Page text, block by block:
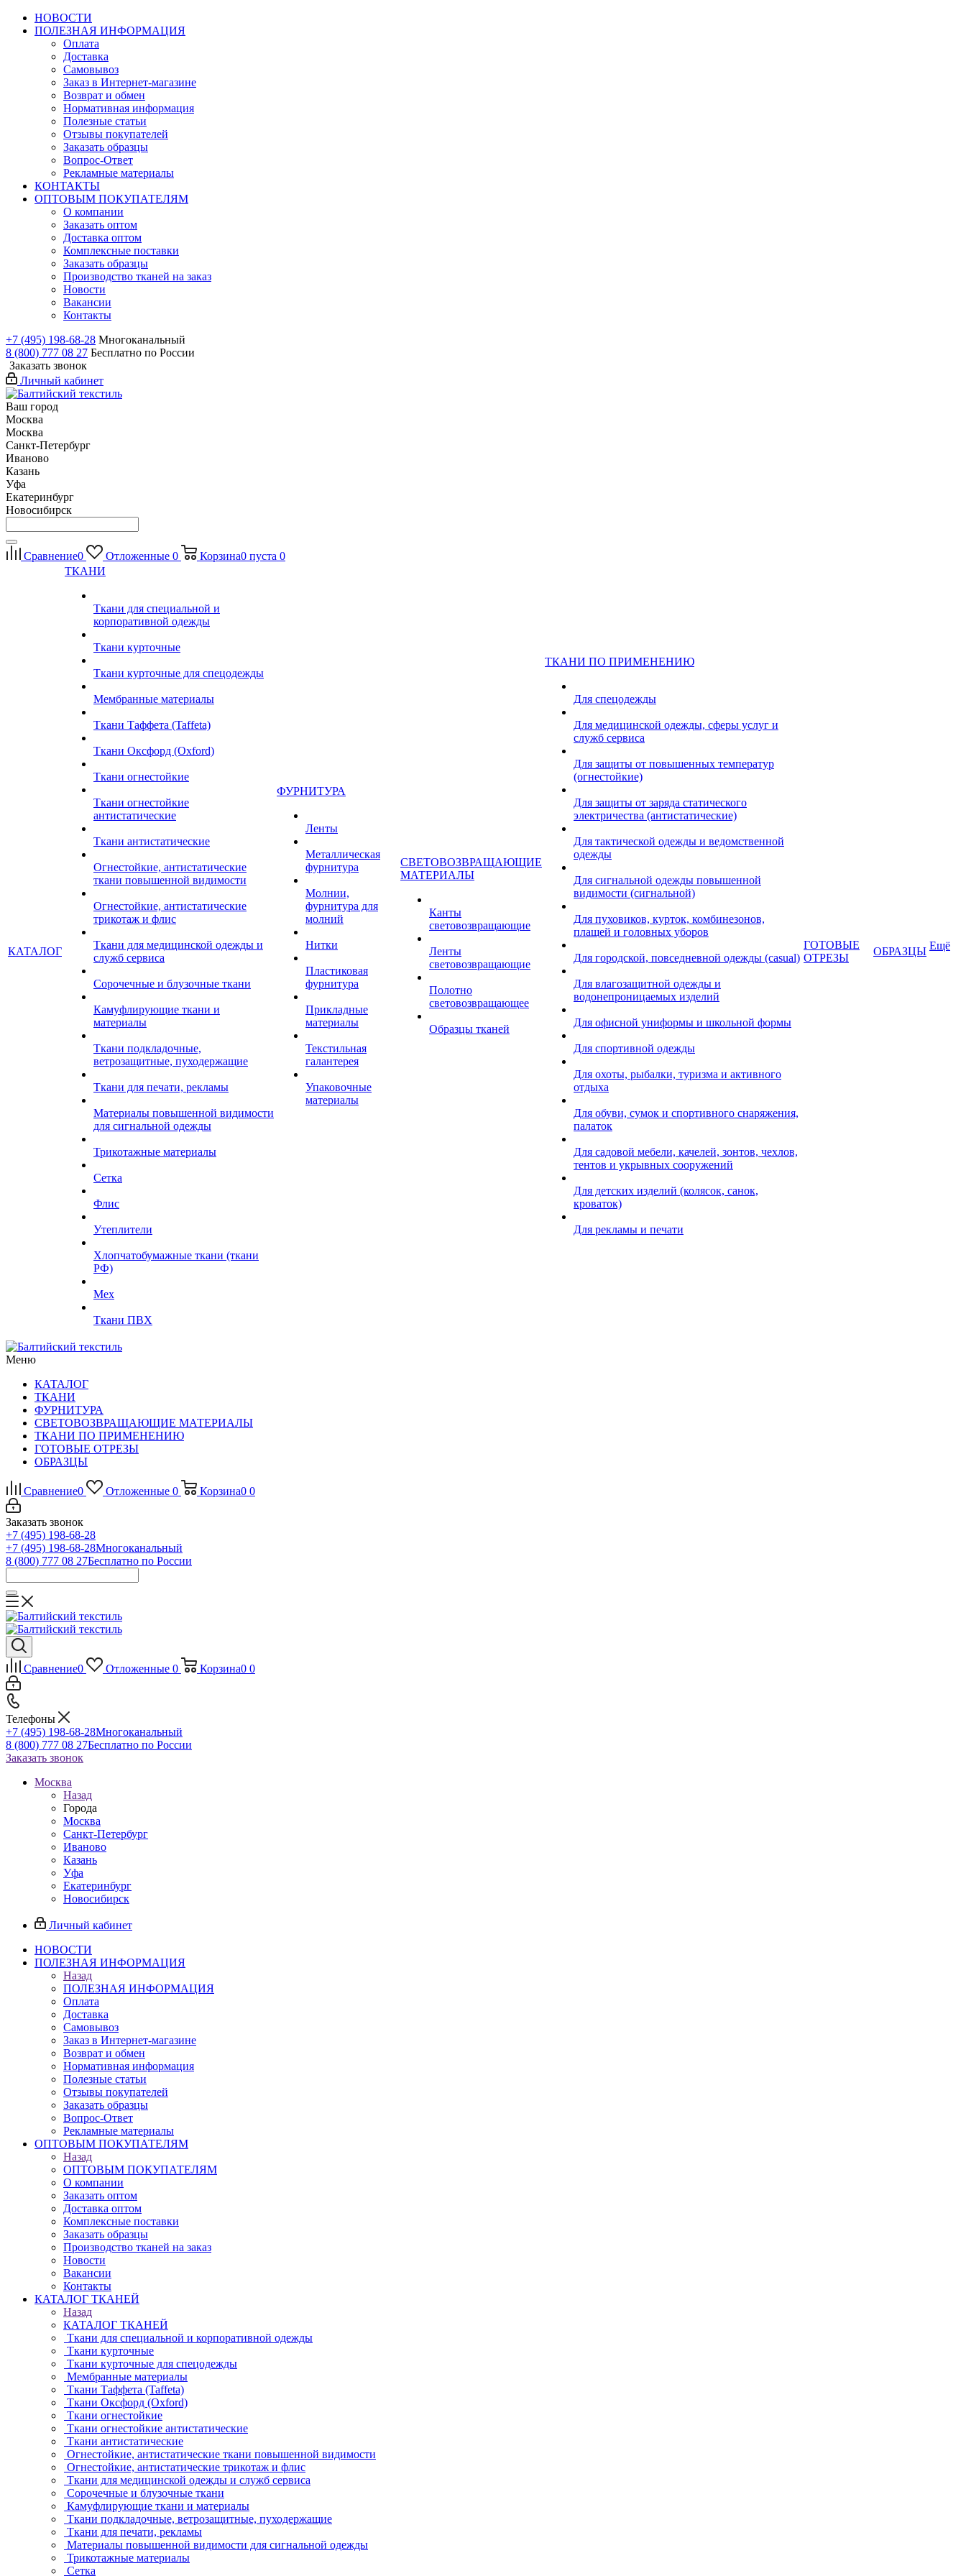
НОВОСТИ
ПОЛЕЗНАЯ ИНФОРМАЦИЯ
Оплата
Доставка
Самовывоз
Заказ в Интернет-магазине
Возврат и обмен
Нормативная информация
Полезные статьи
Отзывы покупателей
Заказать образцы
Вопрос-Ответ
Рекламные материалы
КОНТАКТЫ
ОПТОВЫМ ПОКУПАТЕЛЯМ
О компании
Заказать оптом
Доставка оптом
Комплексные поставки
Заказать образцы
Производство тканей на заказ
Новости
Вакансии
Контакты
+7 (495) 198-68-28 Многоканальный
8 (800) 777 08 27 Бесплатно по России
Заказать звонок
Личный кабинет
Ваш город
Москва
Москва
Санкт-Петербург
Иваново
Казань
Уфа
Екатеринбург
Новосибирск
Сравнение0 Отложенные 0 Корзина0 пуста 0
КАТАЛОГ
ТКАНИ
Ткани для специальной и
корпоративной одежды
Ткани курточные
Ткани курточные для спецодежды
Мембранные материалы
Ткани Таффета (Taffeta)
Ткани Оксфорд (Oxford)
Ткани огнестойкие
Ткани огнестойкие
антистатические
Ткани антистатические
Огнестойкие, антистатические
ткани повышенной видимости
Огнестойкие, антистатические
трикотаж и флис
Ткани для медицинской одежды и
служб сервиса
Сорочечные и блузочные ткани
Камуфлирующие ткани и
материалы
Ткани подкладочные,
ветрозащитные, пуходержащие
Ткани для печати, рекламы
Материалы повышенной видимости
для сигнальной одежды
Трикотажные материалы
Сетка
Флис
Утеплители
Хлопчатобумажные ткани (ткани
РФ)
Мех
Ткани ПВХ
ФУРНИТУРА
Ленты
Металлическая
фурнитура
Молнии,
фурнитура для
молний
Нитки
Пластиковая
фурнитура
Прикладные
материалы
Текстильная
галантерея
Упаковочные
материалы
СВЕТОВОЗВРАЩАЮЩИЕ
МАТЕРИАЛЫ
Канты
световозвращающие
Ленты
световозвращающие
Полотно
световозвращающее
Образцы тканей
ТКАНИ ПО ПРИМЕНЕНИЮ
Для спецодежды
Для медицинской одежды, сферы услуг и
служб сервиса
Для защиты от повышенных температур
(огнестойкие)
Для защиты от заряда статического
электричества (антистатические)
Для тактической одежды и ведомственной
одежды
Для сигнальной одежды повышенной
видимости (сигнальной)
Для пуховиков, курток, комбинезонов,
плащей и головных уборов
Для городской, повседневной одежды (casual)
Для влагозащитной одежды и
водонепроницаемых изделий
Для офисной униформы и школьной формы
Для спортивной одежды
Для охоты, рыбалки, туризма и активного
отдыха
Для обуви, сумок и спортивного снаряжения,
палаток
Для садовой мебели, качелей, зонтов, чехлов,
тентов и укрывных сооружений
Для детских изделий (колясок, санок,
кроваток)
Для рекламы и печати
ГОТОВЫЕ
ОТРЕЗЫ
ОБРАЗЦЫ Ещё
Меню
КАТАЛОГ
ТКАНИ
ФУРНИТУРА
СВЕТОВОЗВРАЩАЮЩИЕ МАТЕРИАЛЫ
ТКАНИ ПО ПРИМЕНЕНИЮ
ГОТОВЫЕ ОТРЕЗЫ
ОБРАЗЦЫ
Сравнение0 Отложенные 0 Корзина0 0
Заказать звонок
+7 (495) 198-68-28
+7 (495) 198-68-28Многоканальный
8 (800) 777 08 27Бесплатно по России
Сравнение0 Отложенные 0 Корзина0 0
Телефоны
+7 (495) 198-68-28Многоканальный
8 (800) 777 08 27Бесплатно по России
Заказать звонок
Москва
Назад
Города
Москва
Санкт-Петербург
Иваново
Казань
Уфа
Екатеринбург
Новосибирск
Личный кабинет
НОВОСТИ
ПОЛЕЗНАЯ ИНФОРМАЦИЯ
Назад
ПОЛЕЗНАЯ ИНФОРМАЦИЯ
Оплата
Доставка
Самовывоз
Заказ в Интернет-магазине
Возврат и обмен
Нормативная информация
Полезные статьи
Отзывы покупателей
Заказать образцы
Вопрос-Ответ
Рекламные материалы
ОПТОВЫМ ПОКУПАТЕЛЯМ
Назад
ОПТОВЫМ ПОКУПАТЕЛЯМ
О компании
Заказать оптом
Доставка оптом
Комплексные поставки
Заказать образцы
Производство тканей на заказ
Новости
Вакансии
Контакты
КАТАЛОГ ТКАНЕЙ
Назад
КАТАЛОГ ТКАНЕЙ
Ткани для специальной и корпоративной одежды
Ткани курточные
Ткани курточные для спецодежды
Мембранные материалы
Ткани Таффета (Taffeta)
Ткани Оксфорд (Oxford)
Ткани огнестойкие
Ткани огнестойкие антистатические
Ткани антистатические
Огнестойкие, антистатические ткани повышенной видимости
Огнестойкие, антистатические трикотаж и флис
Ткани для медицинской одежды и служб сервиса
Сорочечные и блузочные ткани
Камуфлирующие ткани и материалы
Ткани подкладочные, ветрозащитные, пуходержащие
Ткани для печати, рекламы
Материалы повышенной видимости для сигнальной одежды
Трикотажные материалы
Сетка